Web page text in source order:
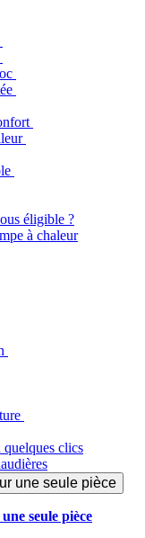
éligible ?
à chaleur
quelques clics
une seule pièce
seule pièce